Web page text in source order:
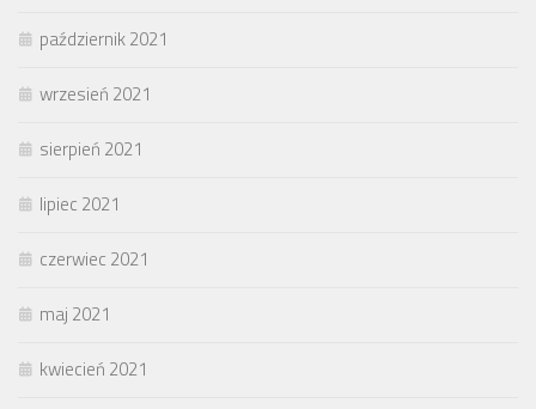
październik 2021
wrzesień 2021
sierpień 2021
lipiec 2021
czerwiec 2021
maj 2021
kwiecień 2021